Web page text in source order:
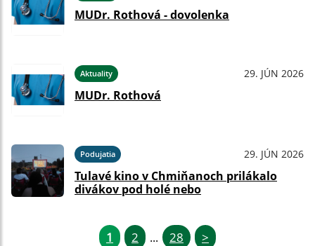
MUDr. Rothová - dovolenka
Aktuality 29. JÚN 2026
MUDr. Rothová
Podujatia 29. JÚN 2026
Tulavé kino v Chmiňanoch prilákalo
divákov pod holé nebo
1 2 ... 28 >